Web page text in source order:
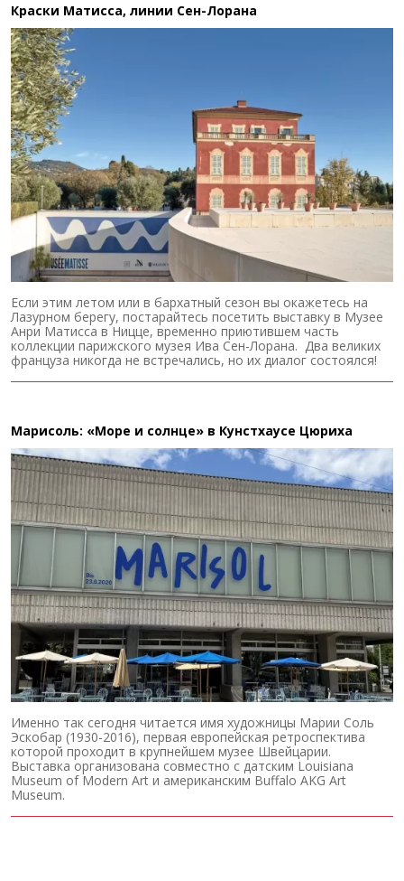
Краски Матисса, линии Сен-Лорана
Если этим летом или в бархатный сезон вы окажетесь на
Лазурном берегу, постарайтесь посетить выставку в Музее
Анри Матисса в Ницце, временно приютившем часть
коллекции парижского музея Ива Сен-Лорана. Два великих
француза никогда не встречались, но их диалог состоялся!
Марисоль: «Море и солнце» в Кунстхаусе Цюриха
Именно так сегодня читается имя художницы Марии Соль
Эскобар (1930-2016), первая европейская ретроспектива
которой проходит в крупнейшем музее Швейцарии.
Выставка организована совместно с датским Louisiana
Museum of Modern Art и американским Buffalo AKG Art
Museum.